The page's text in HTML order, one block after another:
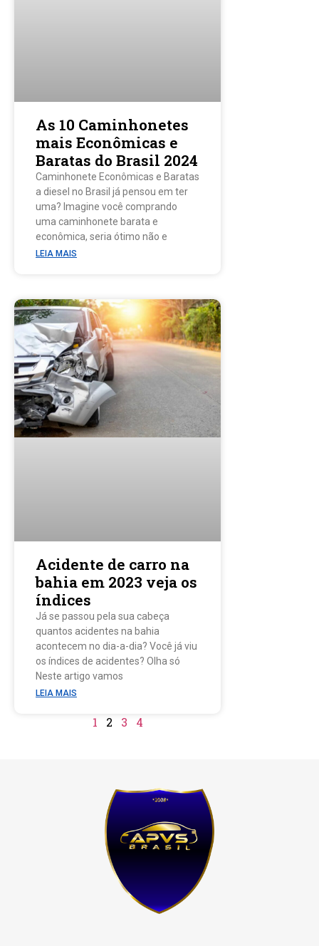
As 10 Caminhonetes
mais Econômicas e
Baratas do Brasil 2024
Caminhonete Econômicas e Baratas
a diesel no Brasil já pensou em ter
uma? Imagine você comprando
uma caminhonete barata e
econômica, seria ótimo não e
LEIA MAIS
Acidente de carro na
bahia em 2023 veja os
índices
Já se passou pela sua cabeça
quantos acidentes na bahia
acontecem no dia-a-dia? Você já viu
os índices de acidentes? Olha só
Neste artigo vamos
LEIA MAIS
1 2 3 4